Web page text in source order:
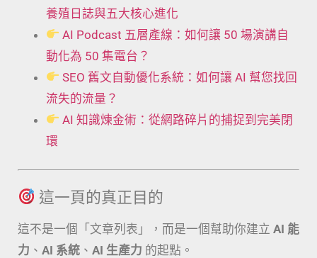
養殖日誌與五大核心進化
AI Podcast 五層產線：如何讓 50 場演講自
動化為 50 集電台？
SEO 舊文自動優化系統：如何讓 AI 幫您找回
流失的流量？
AI 知識煉金術：從網路碎片的捕捉到完美閉
環
這一頁的真正目的
這不是一個「文章列表」，而是一個幫助你建立 AI 能
力 、 AI 系統 、 AI 生產力 的起點。